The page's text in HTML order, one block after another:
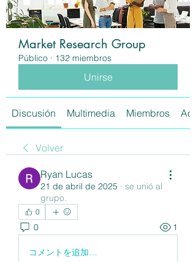
Market Research Group
Público · 132 miembros
Unirse
Discusión Multimedia Miembros
Volver
Ryan Lucas
21 de abril de 2025 · se unió al
grupo.
0
0 1
コメントを追加…